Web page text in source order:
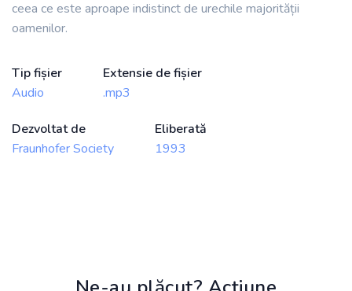
ceea ce este aproape indistinct de urechile majorității
oamenilor.
Tip fișier
Audio
Extensie de fișier
.mp3
Dezvoltat de
Fraunhofer Society
Eliberată
1993